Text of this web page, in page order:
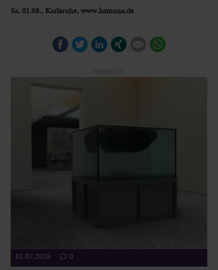
Sa, 01.08., Karlsruhe, www.kamuna.de
FacebookTwitterLinkedIn E-mail
01.07.2026 0